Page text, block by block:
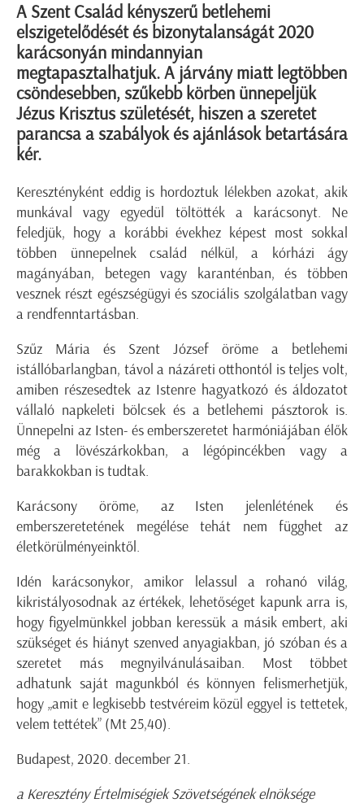
A Szent Család kényszerű betlehemi
elszigetelődését és bizonytalanságát 2020
karácsonyán mindannyian
megtapasztalhatjuk. A járvány miatt legtöbben
csöndesebben, szűkebb körben ünnepeljük
Jézus Krisztus születését, hiszen a szeretet
parancsa a szabályok és ajánlások betartására
kér.
Keresztényként eddig is hordoztuk lélekben azokat, akik
munkával vagy egyedül töltötték a karácsonyt. Ne
feledjük, hogy a korábbi évekhez képest most sokkal
többen ünnepelnek család nélkül, a kórházi ágy
magányában, betegen vagy karanténban, és többen
vesznek részt egészségügyi és szociális szolgálatban vagy
a rendfenntartásban.
Szűz Mária és Szent József öröme a betlehemi
istállóbarlangban, távol a názáreti otthontól is teljes volt,
amiben részesedtek az Istenre hagyatkozó és áldozatot
vállaló napkeleti bölcsek és a betlehemi pásztorok is.
Ünnepelni az Isten- és emberszeretet harmóniájában élők
még a lövészárkokban, a légópincékben vagy a
barakkokban is tudtak.
Karácsony öröme, az Isten jelenlétének és
emberszeretetének megélése tehát nem függhet az
életkörülményeinktől.
Idén karácsonykor, amikor lelassul a rohanó világ,
kikristályosodnak az értékek, lehetőséget kapunk arra is,
hogy figyelmünkkel jobban keressük a másik embert, aki
szükséget és hiányt szenved anyagiakban, jó szóban és a
szeretet más megnyilvánulásaiban. Most többet
adhatunk saját magunkból és könnyen felismerhetjük,
hogy „amit e legkisebb testvéreim közül eggyel is tettetek,
velem tettétek” (Mt 25,40).
Budapest, 2020. december 21.
a Keresztény Értelmiségiek Szövetségének elnöksége